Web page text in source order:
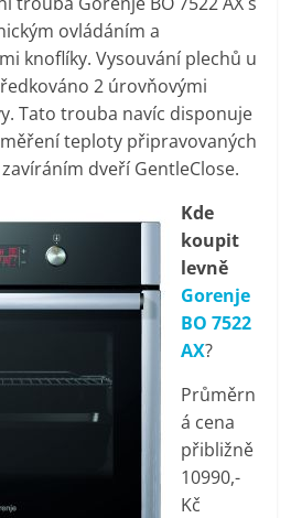
ovládáním a
knoflíky. Vysouvání plechů u
2 úrovňovými
Tato trouba navíc disponuje
teploty připravovaných
dveří GentleClose.
Kde
koupit
levně
Gorenje
BO 7522
AX?
Průměrn
á cena
přibližně
10990,-
Kč